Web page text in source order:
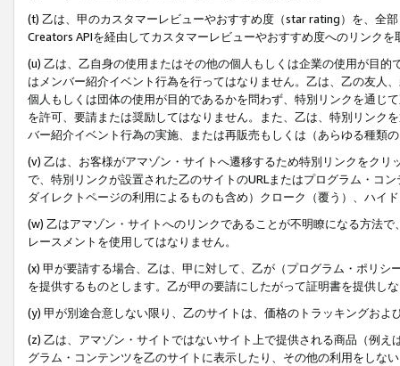
(t) 乙は、甲のカスタマーレビューやおすすめ度（star rating）を、全
Creators APIを経由してカスタマーレビューやおすすめ度へのリンクを
(u) 乙は、乙自身の使用またはその他の個人もしくは企業の使用が目
はメンバー紹介イベント行為を行ってはなりません。乙は、乙の友人
個人もしくは団体の使用が目的であるかを問わず、特別リンクを通じ
を許可、要請または奨励してはなりません。また、乙は、特別リンク
バー紹介イベント行為の実施、または再販売もしくは（あらゆる種類
(v) 乙は、お客様がアマゾン・サイトへ遷移するため特別リンクをク
で、特別リンクが設置された乙のサイトのURLまたはプログラム・コ
ダイレクトページの利用によるものも含め）クローク（覆う）、ハイ
(w) 乙はアマゾン・サイトへのリンクであることが不明瞭になる方法
レースメントを使用してはなりません。
(x) 甲が要請する場合、乙は、甲に対して、乙が（プログラム・ポリ
を提供するものとします。乙が甲の要請にしたがって証明書を提供し
(y) 甲が別途合意しない限り、乙のサイトは、価格のトラッキングお
(z) 乙は、アマゾン・サイトではないサイト上で提供される商品（例
グラム・コンテンツを乙のサイトに表示したり、その他の利用をしな